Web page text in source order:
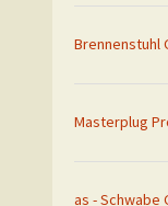
Brennenstuhl
Masterplug
as - Schwabe